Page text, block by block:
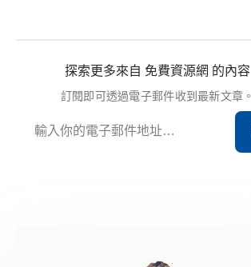
探索更多來自 免費資源網 的內容
訂閱即可透過電子郵件收到最新文章。